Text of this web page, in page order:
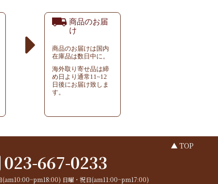
商品のお届
け
商品のお届けは国内
在庫品は数日中に。
海外取り寄せ品は締
め日より通常11~12
日後にお届け致しま
す。
▲ TOP
023-667-0233
(am10:00~pm18:00) 日曜・祝日(am11:00~pm17:00)